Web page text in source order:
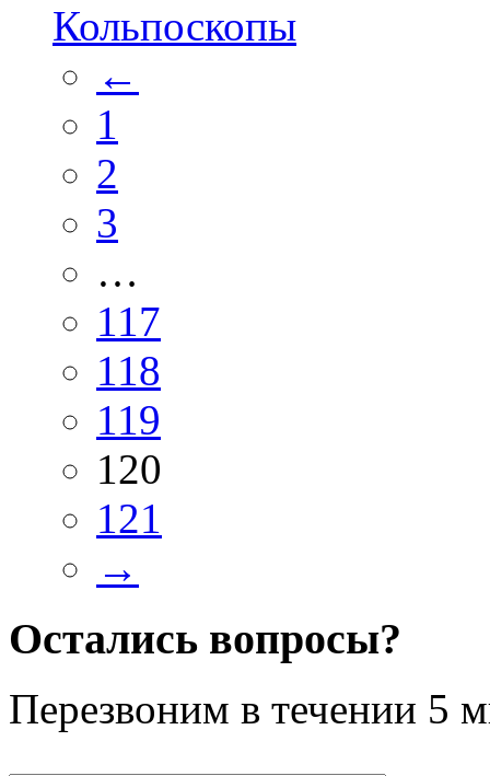
Кольпоскопы
←
1
2
3
…
117
118
119
120
121
→
Остались вопросы?
Перезвоним в течении 5